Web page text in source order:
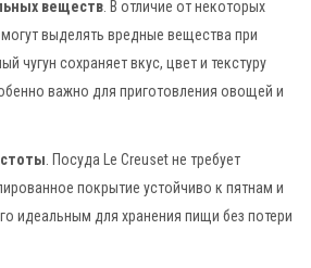
веществ . В отличие от некоторых
выделять вредные вещества при
чугун сохраняет вкус, цвет и текстуру
важно для приготовления овощей и
. Посуда Le Creuset не требует
покрытие устойчиво к пятнам и
идеальным для хранения пищи без потери